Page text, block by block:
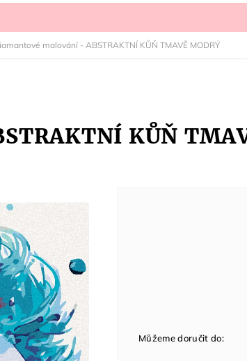
malování - ABSTRAKTNÍ KŮŇ TMAVĚ MODRÝ
KŮŇ
Můžeme doručit do: